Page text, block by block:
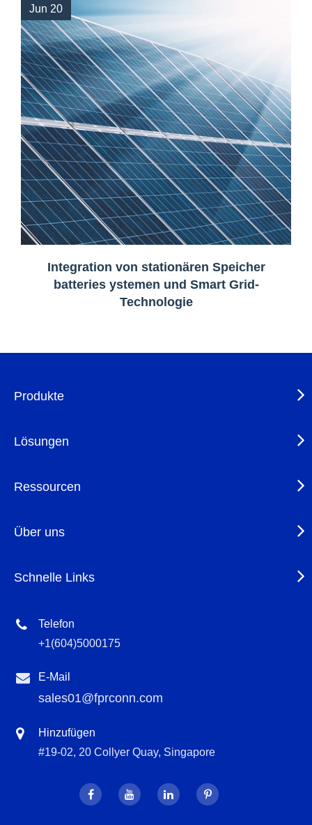
Jun 20
Integration von stationären Speicher
batteries ystemen und Smart Grid-
Technologie
Produkte
Lösungen
Ressourcen
Über uns
Schnelle Links
Telefon
+1(604)5000175
E-Mail
sales01@fprconn.com
Hinzufügen
#19-02, 20 Collyer Quay, Singapore